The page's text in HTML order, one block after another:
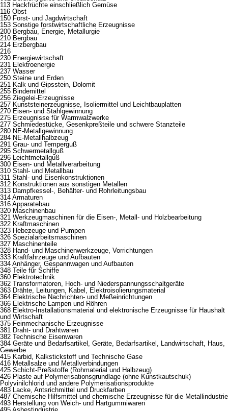
113 Hackfrüchte einschließlich Gemüse
116 Obst
150 Forst- und Jagdwirtschaft
153 Sonstige forstwirtschaftliche Erzeugnisse
200 Bergbau, Energie, Metallurgie
210 Bergbau
214 Erzbergbau
216
230 Energiewirtschaft
231 Elektroenergie
237 Wasser
250 Steine und Erden
251 Kalk und Gipsstein, Dolomit
255 Bindemittel
256 Ziegelei-Erzeugnisse
257 Kunststeinerzeugnisse, Isoliermittel und Leichtbauplatten
270 Eisen- und Stahlgewinnung
275 Erzeugnisse für Warmwalzwerke
277 Schmiedestücke, Gesenkpreßteile und schwere Stanzteile
280 NE-Metallgewinnung
284 NE-Metallhalbzeug
291 Grau- und Temperguß
295 Schwermetallguß
296 Leichtmetallguß
300 Eisen- und Metallverarbeitung
310 Stahl- und Metallbau
311 Stahl- und Eisenkonstruktionen
312 Konstruktionen aus sonstigen Metallen
313 Dampfkessel-, Behälter- und Rohrleitungsbau
314 Armaturen
316 Apparatebau
320 Maschinenbau
321 Werkzeugmaschinen für die Eisen-, Metall- und Holzbearbeitung
322 Kraftmaschinen
323 Hebezeuge und Pumpen
326 Spezialarbeitsmaschinen
327 Maschinenteile
328 Hand- und Maschinenwerkzeuge, Vorrichtungen
333 Kraftfahrzeuge und Aufbauten
334 Anhänger, Gespannwagen und Aufbauten
348 Teile für Schiffe
360 Elektrotechnik
362 Transformatoren, Hoch- und Niederspannungsschaltgeräte
363 Drähte, Leitungen, Kabel, Elektroisolierungsmaterial
364 Elektrische Nachrichten- und Meßeinrichtungen
366 Elektrische Lampen und Röhren
368 Elektro-Installationsmaterial und elektronische Erzeugnisse für Haushalt
und Wirtschaft
375 Feinmechanische Erzeugnisse
381 Draht- und Drahtwaren
382 Technische Eisenwaren
384 Geräte und Bedarfsartikel, Geräte, Bedarfsartikel, Landwirtschaft, Haus,
Gewerbe
415 Karbid, Kalkstickstoff und Technische Gase
416 Metallsalze und Metallverbindungen
425 Schicht-Preßstoffe (Rohmaterial und Halbzeug)
426 Plaste auf Polymerisationsgrundlage (ohne Kunstkautschuk)
Polyvinilchlorid und andere Polymerisationsprodukte
483 Lacke, Antsrichmittel und Druckfarben
487 Chemische Hilfsmittel und chemische Erzeugnisse für die Metallindustrie
493 Herstellung von Weich- und Hartgummiwaren